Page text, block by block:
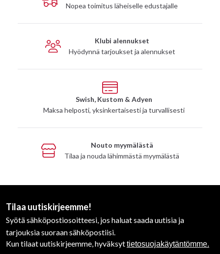
Nopea toimitus läheiselle edustajalle
Klubi alennukset
Hyödynnä tarjoukset ja alennukset
Swish, Kustom & Adyen
Maksa helposti, yksinkertaisesti ja turvallisesti
Nouto myymälästä
Tilaa ja nouda lähimmästä myymälästä
Tilaa uutiskirjeemme!
Syötä sähköpostiosoitteesi, jos haluat saada uutisia ja
tarjouksia suoraan sähköpostiisi.
Kun tilaat uutiskirjeemme, hyväksyttietosuojakäytäntömme.